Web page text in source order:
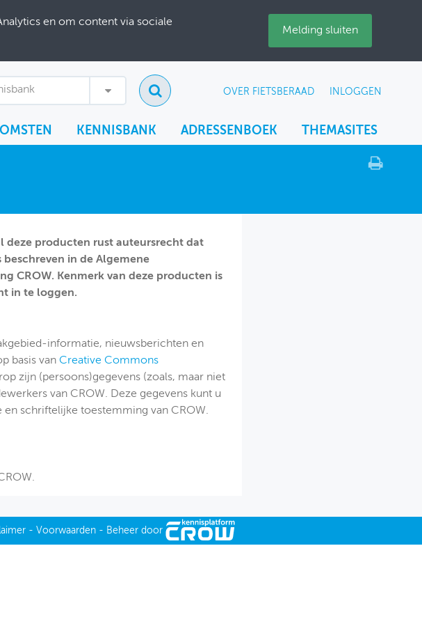
en om content via sociale
Melding sluiten
OVER FIETSBERAAD INLOGGEN
KENNISBANK ADRESSENBOEK THEMASITES
deze producten rust auteursrecht dat
in de Algemene
CROW. Kenmerk van deze producten is
in te loggen.
informatie, nieuwsberichten en
basis van Creative Commons
zijn (persoons)gegevens (zoals, maar niet
van CROW. Deze gegevens kunt u
schriftelijke toestemming van CROW.
- Voorwaarden - Beheer door